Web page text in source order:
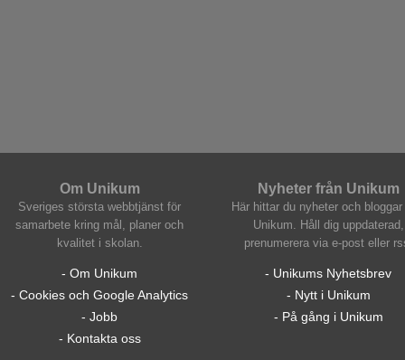
Om Unikum
Sveriges största webbtjänst för
samarbete kring mål, planer och
kvalitet i skolan.
- Om Unikum
- Cookies och Google Analytics
- Jobb
- Kontakta oss
Nyheter från Unikum
Här hittar du nyheter och bloggar
Unikum. Håll dig uppdaterad,
prenumerera via e-post eller
- Unikums Nyhetsbrev
- Nytt i Unikum
- På gång i Unikum